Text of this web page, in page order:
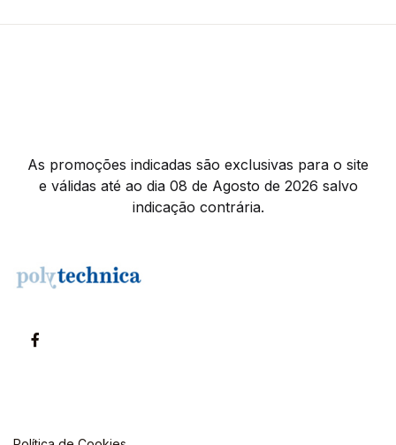
As promoções indicadas são exclusivas para o site
e válidas até ao dia 08 de Agosto de 2026 salvo
indicação contrária.